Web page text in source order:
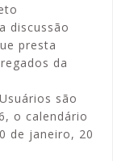
discussão
presta
da
são
o calendário
de janeiro, 20